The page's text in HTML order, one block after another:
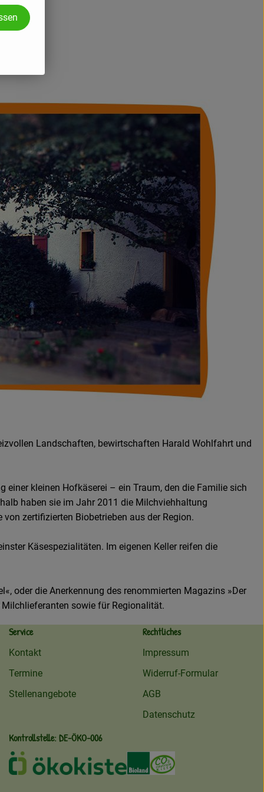
Landschaften, bewirtschaften Harald Wohlfahrt und
kleinen Hofkäserei – ein Traum, den die Familie sich
haben sie im Jahr 2011 die Milchviehhaltung
zertifizierten Biobetrieben aus der Region.
Käsespezialitäten. Im eigenen Keller reifen die
oder die Anerkennung des renommierten Magazins »Der
sowie für Regionalität.
Service
Kontakt
Termine
Stellenangebote
Rechtliches
Impressum
Widerruf-Formular
AGB
Datenschutz
Kontrollstelle: DE-ÖKO-006
Externer Link zu /ueber-uns/
Externer Link zu /
Externer Link zu /